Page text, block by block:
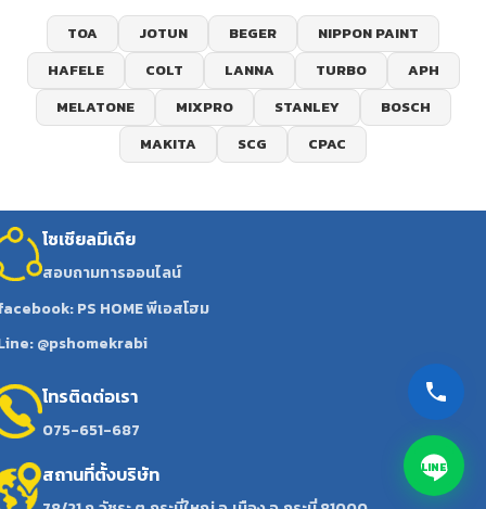
TOA JOTUN BEGER
NIPPON PAINT
HAFELE
COLT LANNA TURBO
APH
MELATONE
MIXPRO STANLEY
BOSCH
MAKITA
SCG CPAC
โซเชียลมีเดีย
สอบถามทารออนไลน์
PS HOME พีเอสโฮม
@pshomekrabi
โทรติดต่อเรา
075-651-687
สถานที่ตั้งบริษัท LINE